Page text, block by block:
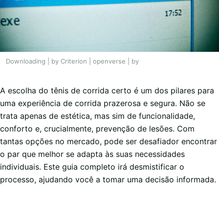
Downloading | by Criterion | openverse | by
A escolha do tênis de corrida certo é um dos pilares para
uma experiência de corrida prazerosa e segura. Não se
trata apenas de estética, mas sim de funcionalidade,
conforto e, crucialmente, prevenção de lesões. Com
tantas opções no mercado, pode ser desafiador encontrar
o par que melhor se adapta às suas necessidades
individuais. Este guia completo irá desmistificar o
processo, ajudando você a tomar uma decisão informada.